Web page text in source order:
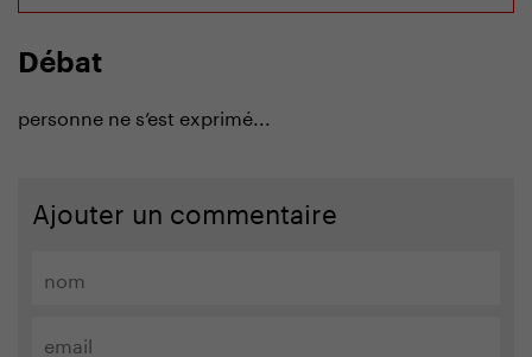
Débat
personne ne s’est exprimé...
Ajouter un commentaire